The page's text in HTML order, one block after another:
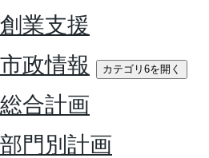
創業支援
市政情報
カテゴリ6を開く
総合計画
部門別計画